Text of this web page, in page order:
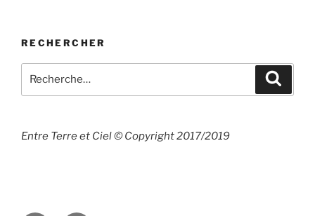
RECHERCHER
pour
Entre Terre et Ciel © Copyright 2017/2019